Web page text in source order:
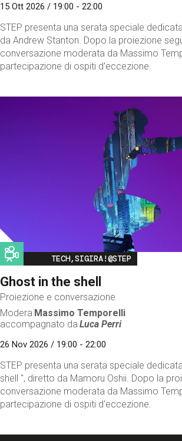
15 Ott 2026 / 19:00 - 22:00
STEP presenta una serata speciale
da Andrew Stanton. Dopo la proiezione
conversazione moderata da Massimo
partecipazione di ospiti d'eccezione.
Image
TECH,SIGIRA!@STEP
Ghost in the shell
Proiezione e conversazione
Modera Massimo Temporelli
accompagnato da Luca Perri
26 Nov 2026 / 19:00 - 22:00
STEP presenta una serata speciale
shell ", diretto da Mamoru Oshii. Dopo la
conversazione moderata da Massimo
partecipazione di ospiti d'eccezione.